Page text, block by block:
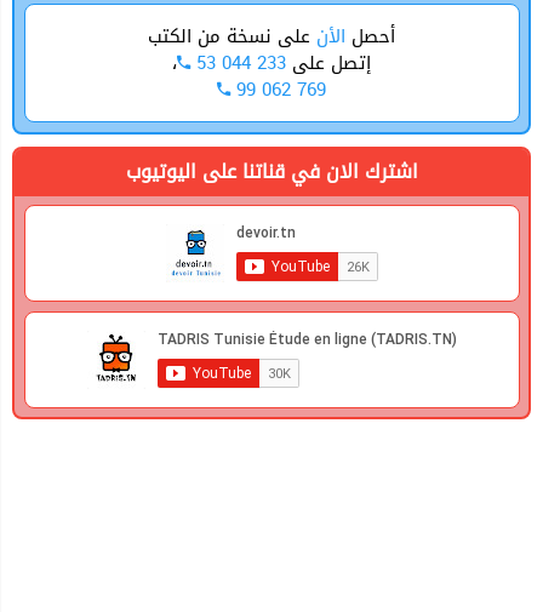
أحصل الأن على نسخة من الكتب
إتصل على 53 044 233 ،
99 062 769
اشترك الان في قناتنا على اليوتيوب